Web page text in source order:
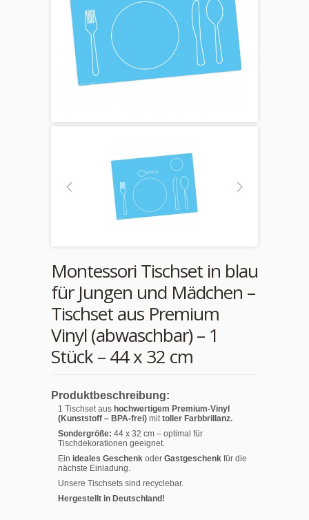
Montessori Tischset in blau
für Jungen und Mädchen –
Tischset aus Premium
Vinyl (abwaschbar) – 1
Stück – 44 x 32 cm
Produktbeschreibung:
1 Tischset aus hochwertigem Premium-Vinyl
(Kunststoff – BPA-frei) mittoller Farbbrillanz.
Sondergröße: 44 x 32 cm – optimal für
Tischdekorationen geeignet.
Ein ideales Geschenk oder Gastgeschenk für die
nächste Einladung.
Unsere Tischsets sind recyclebar.
Hergestellt in Deutschland!